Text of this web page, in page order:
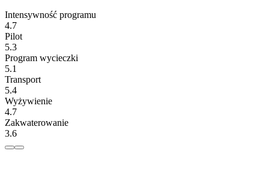
Intensywność programu
4.7
Pilot
5.3
Program wycieczki
5.1
Transport
5.4
Wyżywienie
4.7
Zakwaterowanie
3.6